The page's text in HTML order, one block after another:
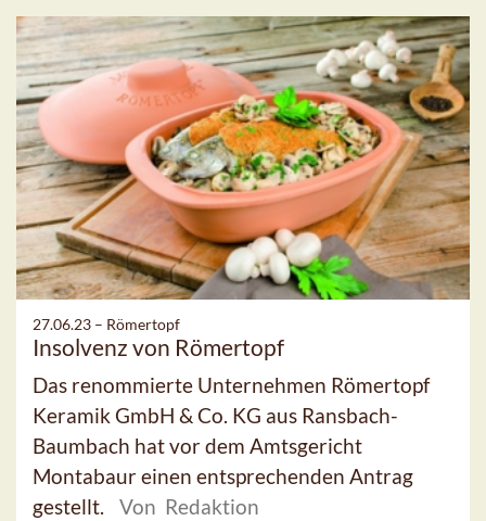
27.06.23 – Römertopf
Insolvenz von Römertopf
Das renommierte Unternehmen Römertopf
Keramik GmbH & Co. KG aus Ransbach-
Baumbach hat vor dem Amtsgericht
Montabaur einen entsprechenden Antrag
gestellt.
Von Redaktion